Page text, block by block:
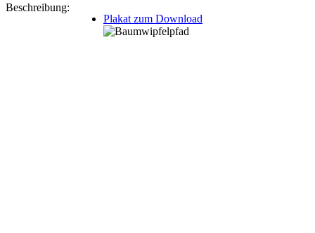
Beschreibung:
Plakat zum Download